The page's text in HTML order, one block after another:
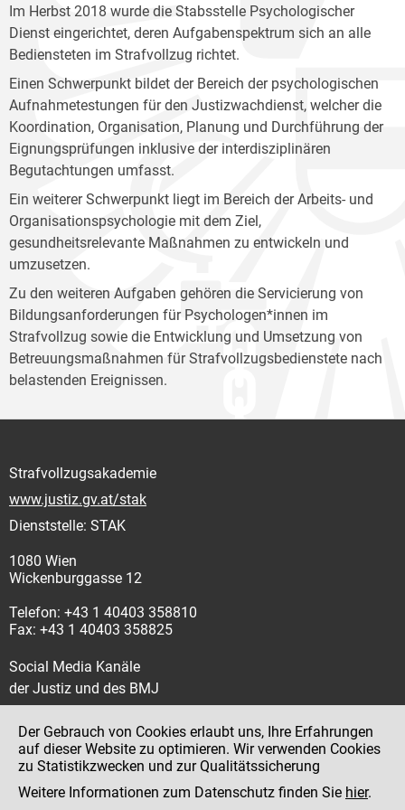
Im Herbst 2018 wurde die Stabsstelle Psychologischer
Dienst eingerichtet, deren Aufgabenspektrum sich an alle
Bediensteten im Strafvollzug richtet.
Einen Schwerpunkt bildet der Bereich der psychologischen
Aufnahmetestungen für den Justizwachdienst, welcher die
Koordination, Organisation, Planung und Durchführung der
Eignungsprüfungen inklusive der interdisziplinären
Begutachtungen umfasst.
Ein weiterer Schwerpunkt liegt im Bereich der Arbeits- und
Organisationspsychologie mit dem Ziel,
gesundheitsrelevante Maßnahmen zu entwickeln und
umzusetzen.
Zu den weiteren Aufgaben gehören die Servicierung von
Bildungsanforderungen für Psychologen*innen im
Strafvollzug sowie die Entwicklung und Umsetzung von
Betreuungsmaßnahmen für Strafvollzugsbedienstete nach
belastenden Ereignissen.
Strafvollzugsakademie
www.justiz.gv.at/stak
Dienststelle: STAK
1080 Wien
Wickenburggasse 12
Telefon: +43 1 40403 358810
Fax: +43 1 40403 358825
Social Media Kanäle
der Justiz und des BMJ
Impressum
Datenschutz
Der Gebrauch von Cookies erlaubt uns, Ihre Erfahrungen
auf dieser Website zu optimieren. Wir verwenden Cookies
zu Statistikzwecken und zur Qualitätssicherung
Weitere Informationen zum Datenschutz finden Sie hier.